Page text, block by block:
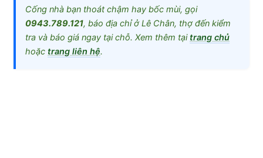
Cống nhà bạn thoát chậm hay bốc mùi, gọi
0943.789.121, báo địa chỉ ở Lê Chân, thợ đến kiểm
tra và báo giá ngay tại chỗ. Xem thêm tại trang chủ
hoặc trang liên hệ.